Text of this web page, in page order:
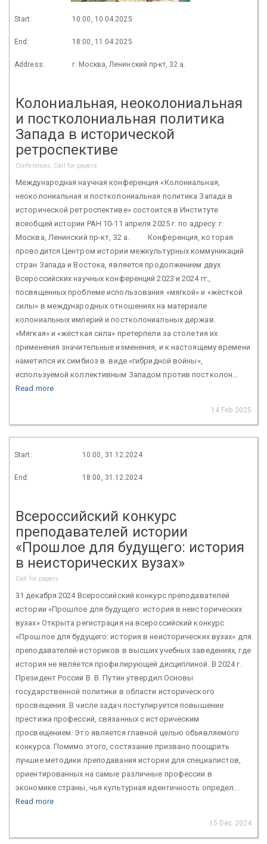
Start: 10:00, 10.04.2025
End: 18:00, 11.04.2025
Address: г. Москва, Ленинский пр-кт, 32 а.
Колониальная, неоколониальная
и постколониальная политика
Запада в исторической
ретроспективе
Conferences, Call for papers
Международная научная конференция «Колониальная,
неоколониальная и постколониальная политика Запада в
исторической ретроспективе» состоится в Институте
всеобщей истории РАН 10-11 апреля 2025 г. по адресу: г.
Москва, Ленинский пр-кт, 32 а. Конференция, которая
проводится Центром истории межкультурных коммуникаций
стран Запада и Востока, является продолжением двух
Всероссийских научных конференций 2023 и 2024 гг.,
посвященных проблеме использования «мягкой» и «жёсткой
силы» в международных отношениях на материале
колониальных империй и постколониальных держав.
«Мягкая» и «жёсткая сила» претерпели за столетия их
применения значительные изменения, и к настоящему времени
наметился их симбиоз в виде «гибридной войны»,
используемой коллективным Западом против постколон...
Read more
14 Feb 2025
Start: 10:00, 31.12.2024
End: 18:00, 31.12.2024
Всероссийский конкурс
преподавателей истории
«Прошлое для будущего: история
в неисторических вузах»
Call for papers
31 декабря 2024 Всероссийский конкурс преподавателей
истории «Прошлое для будущего: история в неисторических
вузах» Открыта регистрация на всероссийский конкурс
«Прошлое для будущего: история в неисторических вузах» для
преподавателей-историков в высших учебных заведениях, где
история не является профилирующей дисциплиной. В 2024 г.
Президент России В. В. Путин утвердил Основы
государственной политики в области исторического
просвещения. В числе задач постулируется повышение
престижа профессий, связанных с историческим
просвещением. Это является главной целью объявляемого
конкурса. Помимо этого, состязание призвано поощрить
лучшие методики преподавания истории для специалистов,
ориентированных на самые различные профессии в
экономике страны, чья культурная идентичность определ...
Read more
15 Dec 2024